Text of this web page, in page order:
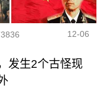
12-06
发生2个古怪现